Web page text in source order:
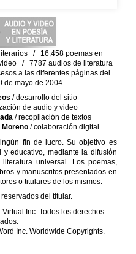
/ 16,458 poemas en
/ 7787 audios de literatura
a las diferentes páginas del
de mayo de 2004
/ desarrollo del sitio
de audio y video
/ recopilación de textos
Moreno/ colaboración digital
fin de lucro. Su objetivo es
y educativo, mediante la difusión
universal. Los poemas,
y manuscritos presentados en
o titulares de los mismos.
del titular.
Inc. Todos los derechos
Inc. Worldwide Copyrights.